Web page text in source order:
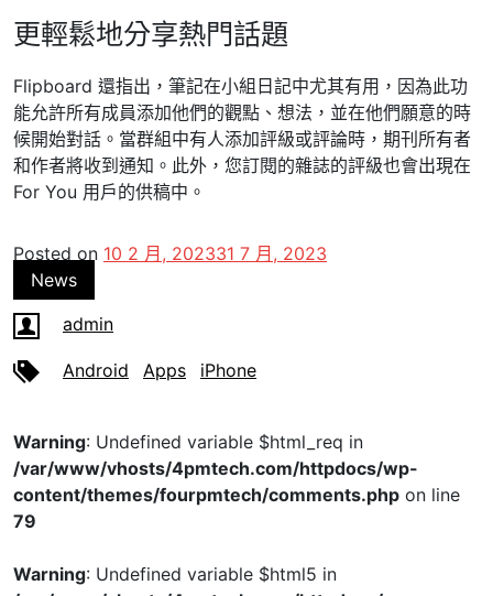
更輕鬆地分享熱門話題
Flipboard 還指出，筆記在小組日記中尤其有用，因為此功
能允許所有成員添加他們的觀點、想法，並在他們願意的時
候開始對話。當群組中有人添加評級或評論時，期刊所有者
和作者將收到通知。此外，您訂閱的雜誌的評級也會出現在
For You 用戶的供稿中。
Posted on 10 2 月, 202331 7 月, 2023
News
admin
Android Apps iPhone
Warning: Undefined variable $html_req in
/var/www/vhosts/4pmtech.com/httpdocs/wp-
content/themes/fourpmtech/comments.php on line
79
Warning: Undefined variable $html5 in